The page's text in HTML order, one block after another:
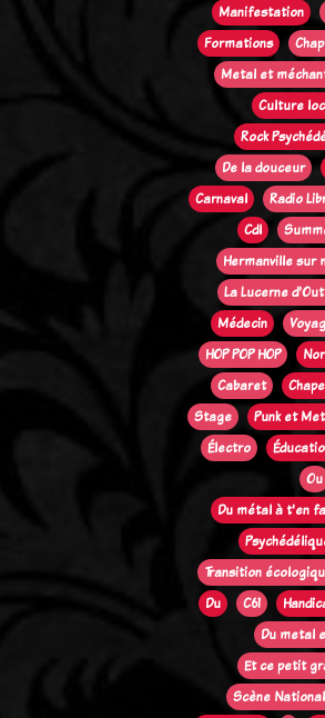
Manifestation
Formations
Metal et
Culture
Rock
De la douceur
Carnaval
Radio
Cdl
Hermanville sur
La Lucerne
Médecin
HOP POP HOP
Cabaret
Stage
Punk et
Électro
Ou
Du métal à t'en
Transition
Du
C61
Du metal
Et ce petit
Scène